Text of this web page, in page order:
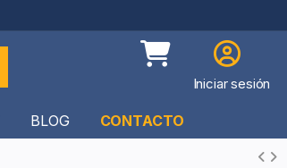
Iniciar sesión
BLOG CONTACTO